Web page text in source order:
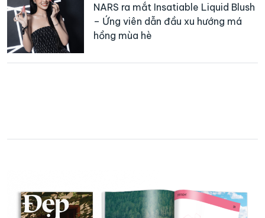
NARS ra mắt Insatiable Liquid Blush
– Ứng viên dẫn đầu xu hướng má
hồng mùa hè